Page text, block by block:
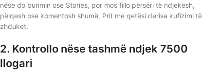
nëse do burimin ose Stories, por mos fillo përsëri të ndjekësh,
pëlqesh ose komentosh shumë. Prit me qetësi derisa kufizimi të
zhduket.
2. Kontrollo nëse tashmë ndjek 7500
llogari